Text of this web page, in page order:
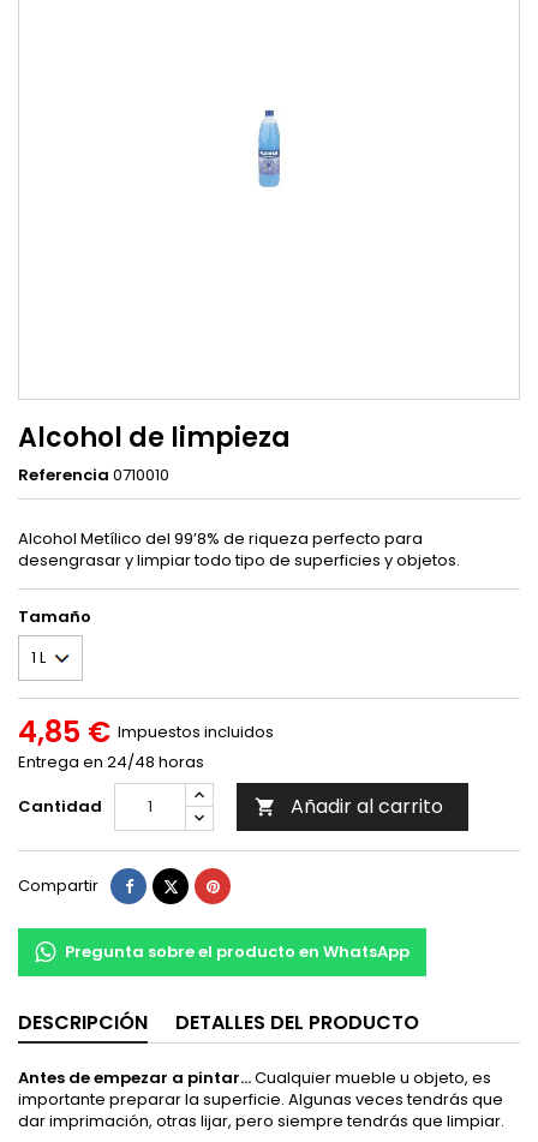
Alcohol de limpieza
Referencia 0710010
Alcohol Metílico del 99’8% de riqueza perfecto para
desengrasar y limpiar todo tipo de superficies y objetos.
Tamaño
4,85 € Impuestos incluidos
Entrega en 24/48 horas
Cantidad
 Añadir al carrito
Compartir Compartir
TuitearPinterest
Pregunta sobre el producto en WhatsApp
DESCRIPCIÓN DETALLES DEL PRODUCTO
Antes de empezar a pintar...Cualquier mueble u objeto, es
importante preparar la superficie. Algunas veces tendrás que
dar imprimación, otras lijar, pero siempre tendrás que limpiar.